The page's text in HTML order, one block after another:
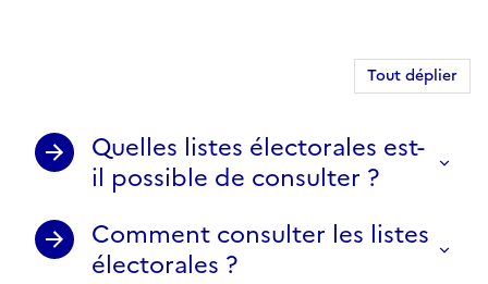
Tout déplier
Quelles listes électorales est-
il possible de consulter ?
Comment consulter les listes
électorales ?